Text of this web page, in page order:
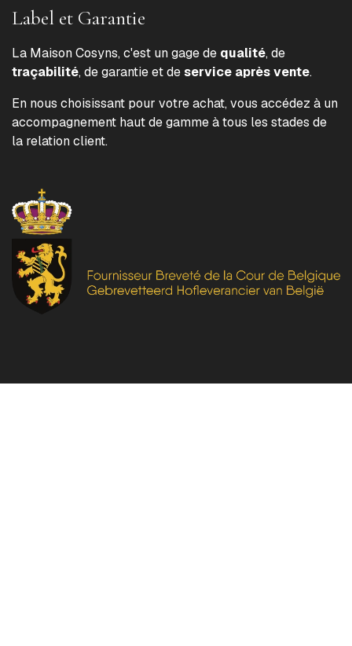
Label et Garantie
La Maison Cosyns, c'est un gage de qualité, de
traçabilité, de garantie et deservice après vente.
En nous choisissant pour votre achat, vous accédez à un
accompagnement haut de gamme à tous les stades de
la relation client.